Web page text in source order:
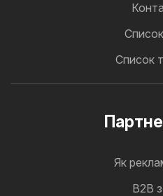
Список
Як
B2B